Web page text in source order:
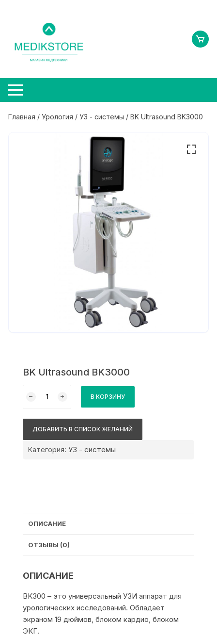
содержимому
Главная /Урология /УЗ - системы / BK Ultrasound BK3000
BK Ultrasound BK3000
товара
В КОРЗИНУ
ДОБАВИТЬ В СПИСОК ЖЕЛАНИЙ
Категория:УЗ - системы
ОПИСАНИЕ
ОТЗЫВЫ (0)
ОПИСАНИЕ
BK300 – это универсальный УЗИ аппарат для
урологических исследований. Обладает
экраном 19 дюймов, блоком кардио, блоком
ЭКГ.